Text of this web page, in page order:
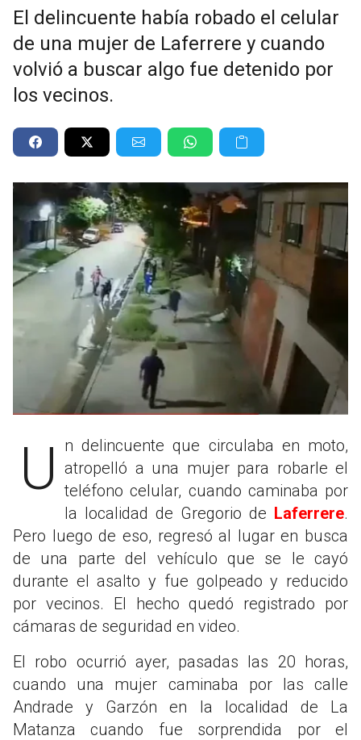
El delincuente había robado el celular
de una mujer de Laferrere y cuando
volvió a buscar algo fue detenido por
los vecinos.
Un delincuente que circulaba en moto, atropelló a una mujer para robarle el
teléfono celular, cuando caminaba por
la localidad de Gregorio de Laferrere.
Pero luego de eso, regresó al lugar en busca
de una parte del vehículo que se le cayó
durante el asalto y fue golpeado y reducido
por vecinos. El hecho quedó registrado por
cámaras de seguridad en video.
El robo ocurrió ayer, pasadas las 20 horas,
cuando una mujer caminaba por las calle
Andrade y Garzón en la localidad de La
Matanza cuando fue sorprendida por el